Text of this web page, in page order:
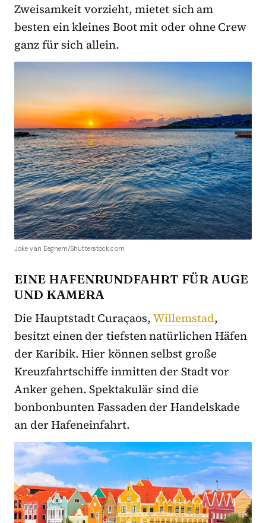
Zweisamkeit vorzieht, mietet sich am
besten ein kleines Boot mit oder ohne Crew
ganz für sich allein.
Joke van Eeghem/Shutterstock.com
EINE HAFENRUNDFAHRT FÜR AUGE
UND KAMERA
Die Hauptstadt Curaçaos,Willemstad,
besitzt einen der tiefsten natürlichen Häfen
der Karibik. Hier können selbst große
Kreuzfahrtschiffe inmitten der Stadt vor
Anker gehen. Spektakulär sind die
bonbonbunten Fassaden der Handelskade
an der Hafeneinfahrt.